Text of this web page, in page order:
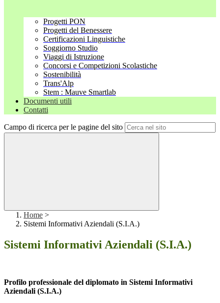
Progetti PON
Progetti del Benessere
Certificazioni Linguistiche
Soggiorno Studio
Viaggi di Istruzione
Concorsi e Competizioni Scolastiche
Sostenibilità
Trans'Alp
Stem : Mauve Smartlab
Documenti utili
Contatti
Campo di ricerca per le pagine del sito
Home >
Sistemi Informativi Aziendali (S.I.A.)
Sistemi Informativi Aziendali (S.I.A.)
Profilo professionale del diplomato in Sistemi Informativi
Aziendali (S.I.A.)